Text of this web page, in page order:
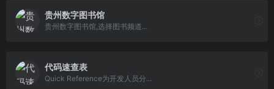
贵州数字图书馆
贵州数字图书馆,选择图书频道...
代码速查表
Quick Reference为开发人员分...